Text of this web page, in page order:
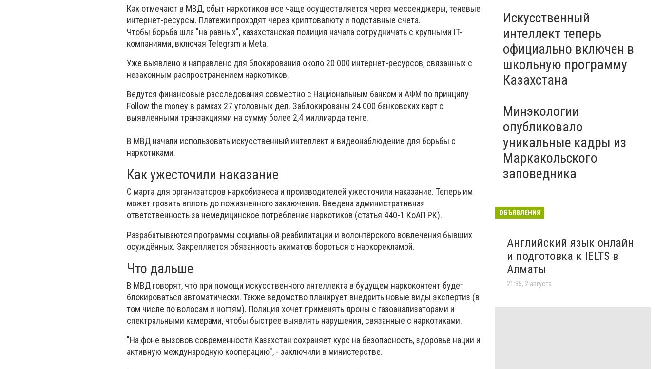
Как отмечают в МВД, сбыт наркотиков все чаще осуществляется через мессенджеры, теневые
интернет-ресурсы. Платежи проходят через криптовалюту и подставные счета.
Чтобы борьба шла "на равных", казахстанская полиция начала сотрудничать с крупными IT-
компаниями, включая Telegram и Meta.
Уже выявлено и направлено для блокирования около 20 000 интернет-ресурсов, связанных с
незаконным распространением наркотиков.
Ведутся финансовые расследования совместно с Национальным банком и АФМ по принципу
Follow the money в рамках 27 уголовных дел. Заблокированы 24 000 банковских карт с
выявленными транзакциями на сумму более 2,4 миллиарда тенге.
В МВД начали использовать искусственный интеллект и видеонаблюдение для борьбы с
наркотиками.
Как ужесточили наказание
С марта для организаторов наркобизнеса и производителей ужесточили наказание. Теперь им
может грозить вплоть до пожизненного заключения. Введена административная
ответственность за немедицинское потребление наркотиков (статья 440-1 КоАП РК).
Разрабатываются программы социальной реабилитации и волонтёрского вовлечения бывших
осуждённых. Закрепляется обязанность акиматов бороться с наркорекламой.
Что дальше
В МВД говорят, что при помощи искусственного интеллекта в будущем наркоконтент будет
блокироваться автоматически. Также ведомство планирует внедрить новые виды экспертиз (в
том числе по волосам и ногтям). Полиция хочет применять дроны с газоанализаторами и
спектральными камерами, чтобы быстрее выявлять нарушения, связанные с наркотиками.
"На фоне вызовов современности Казахстан сохраняет курс на безопасность, здоровье нации и
активную международную кооперацию", - заключили в министерстве.
Искусственный
интеллект теперь
официально включен в
школьную программу
Казахстана
Минэкологии
опубликовало
уникальные кадры из
Маркакольского
заповедника
ОБЪЯВЛЕНИЯ
Английский язык онлайн
и подготовка к IELTS в
Алматы
21:35, 2 августа